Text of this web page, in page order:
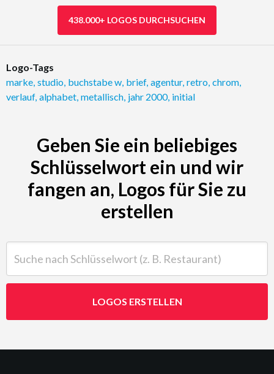
438.000+ LOGOS DURCHSUCHEN
Logo-Tags
marke studio buchstabe w brief, agentur, retro chrom
verlauf, alphabet metallisch jahr 2000, initial
Geben Sie ein beliebiges
Schlüsselwort ein und wir
fangen an, Logos für Sie zu
erstellen
LOGOS ERSTELLEN